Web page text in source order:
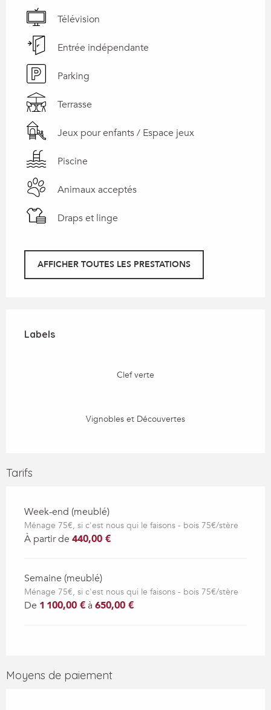
Télévision
Entrée indépendante
Parking
Terrasse
Jeux pour enfants / Espace jeux
Piscine
Animaux acceptés
Draps et linge
AFFICHER TOUTES LES PRESTATIONS
Labels
Labels
Clef verte
Vignobles et Découvertes
Tarifs
Week-end (meublé)
Ménage 75€, si c'est nous qui le faisons - bois 75€/stère
À partir de 440,00 €
Semaine (meublé)
Ménage 75€, si c'est nous qui le faisons - bois 75€/stère
De 1 100,00 €à 650,00 €
Moyens de paiement